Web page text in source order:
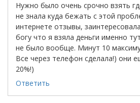
Нужно было очень срочно взять
не знала куда бежать с этой
интернете отзывы,
богу что я взяла деньги именно
не было вообще. Минут 10
Все через телефон сделала!) они
20%!)
Ответить